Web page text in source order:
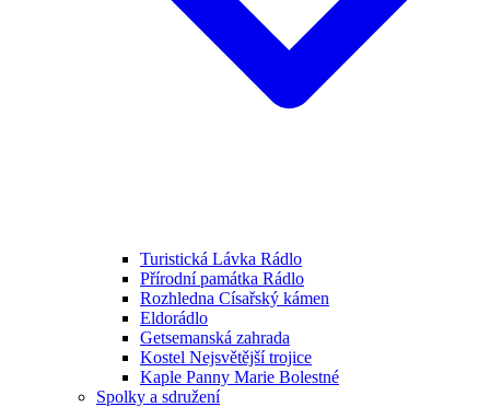
Turistická Lávka Rádlo
Přírodní památka Rádlo
Rozhledna Císařský kámen
Eldorádlo
Getsemanská zahrada
Kostel Nejsvětější trojice
Kaple Panny Marie Bolestné
Spolky a sdružení